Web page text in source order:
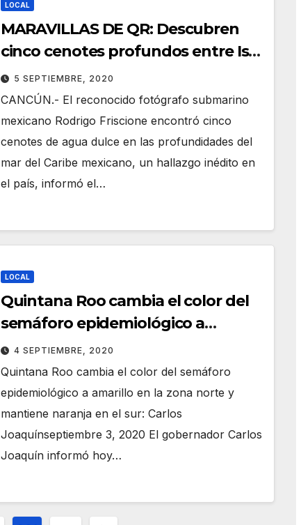
LOCAL
MARAVILLAS DE QR: Descubren
cinco cenotes profundos entre Isla
Mujeres y Contoy
5 SEPTIEMBRE, 2020
CANCÚN.- El reconocido fotógrafo submarino
mexicano Rodrigo Friscione encontró cinco
cenotes de agua dulce en las profundidades del
mar del Caribe mexicano, un hallazgo inédito en
el país, informó el…
LOCAL
Quintana Roo cambia el color del
semáforo epidemiológico a
amarillo
4 SEPTIEMBRE, 2020
Quintana Roo cambia el color del semáforo
epidemiológico a amarillo en la zona norte y
mantiene naranja en el sur: Carlos
Joaquínseptiembre 3, 2020 El gobernador Carlos
Joaquín informó hoy…